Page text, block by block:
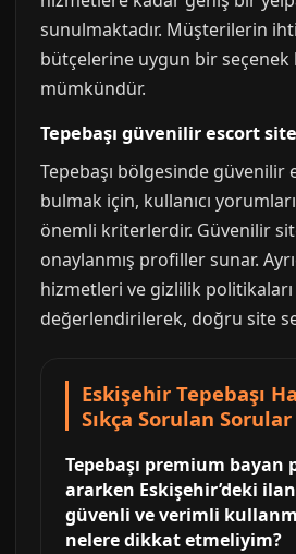
sunulmaktadır. Müşterilerin
bütçelerine uygun bir seçenek
mümkündür.
Tepebaşı güvenilir escort
Tepebaşı bölgesinde güvenilir
bulmak için, kullanıcı
önemli kriterlerdir. Güvenilir
onaylanmış profiller sunar.
hizmetleri ve gizlilik politikaları
değerlendirilerek, doğru site
Eskişehir Tepebaşı
Sıkça Sorulan Sorular
Tepebaşı premium bayan
ararken Eskişehir’deki
güvenli ve verimli
nelere dikkat etmeliyim?